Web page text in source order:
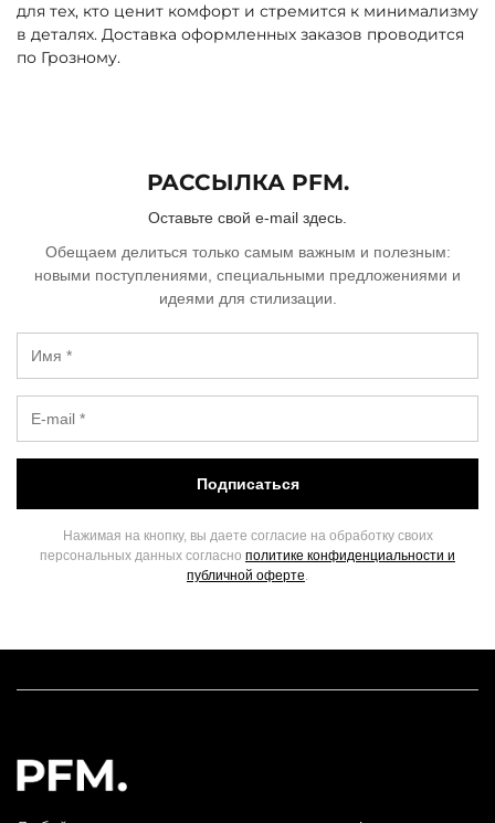
для тех, кто ценит комфорт и стремится к минимализму
в деталях. Доставка оформленных заказов проводится
по Грозному.
РАССЫЛКА PFM.
Оставьте свой e-mail здесь.
Обещаем делиться только самым важным и полезным:
новыми поступлениями, специальными предложениями и
идеями для стилизации.
Подписаться
Нажимая на кнопку, вы даете согласие на обработку своих
персональных данных согласно политике конфиденциальности и
публичной оферте.